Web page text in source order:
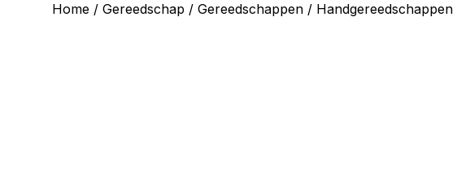
Home / Gereedschap / Gereedschappen / Handgereedschappen